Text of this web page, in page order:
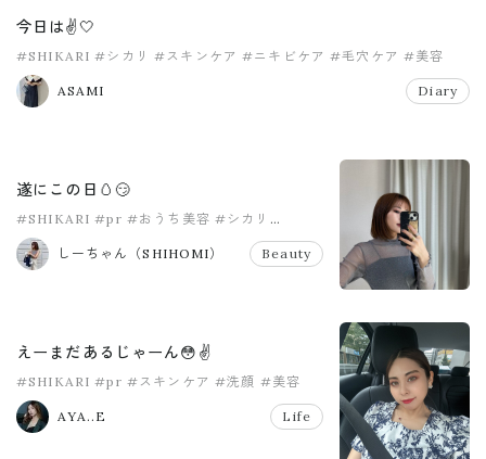
今日は✌️🤍
#SHIKARI #シカリ #スキンケア #ニキビケア #毛穴ケア #美容
ASAMI Diary
遂にこの日🥚😏
#SHIKARI #pr #おうち美容 #シカリ
#パック
しーちゃん（SHIHOMI）
Beauty
えーまだあるじゃーん😳✌️
#SHIKARI #pr #スキンケア #洗顔 #美容
AYA..E Life